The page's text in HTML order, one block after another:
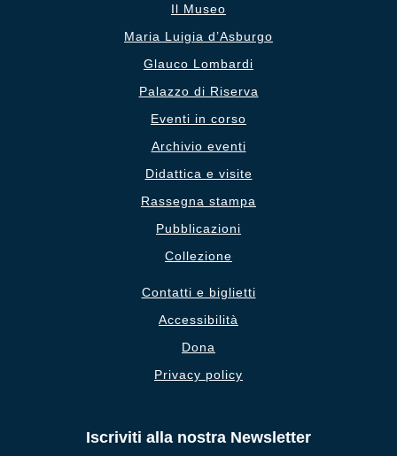
Il Museo
Maria Luigia d’Asburgo
Glauco Lombardi
Palazzo di Riserva
Eventi in corso
Archivio eventi
Didattica e visite
Rassegna stampa
Pubblicazioni
Collezione
Contatti e biglietti
Accessibilità
Dona
Privacy policy
Iscriviti alla nostra Newsletter